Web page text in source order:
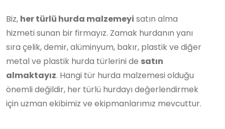
Biz, her türlü hurda malzemeyi satın alma
hizmeti sunan bir firmayız. Zamak hurdanın yanı
sıra çelik, demir, alüminyum, bakır, plastik ve diğer
metal ve plastik hurda türlerini de satın
almaktayız. Hangi tür hurda malzemesi olduğu
önemli değildir, her türlü hurdayı değerlendirmek
için uzman ekibimiz ve ekipmanlarımız mevcuttur.